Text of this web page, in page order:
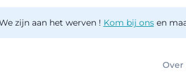
zijn aan het werven ! Kom bij onsen
Over